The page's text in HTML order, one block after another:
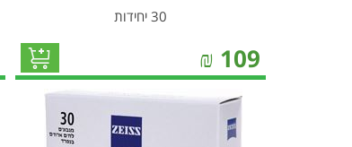
30 יחידות
109
₪